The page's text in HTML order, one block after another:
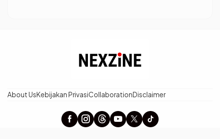
About UsKebijakan PrivasiCollaborationDisclaimer